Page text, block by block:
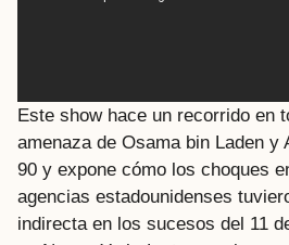
Este show hace un recorrido en
amenaza de Osama bin Laden y
90 y expone cómo los choques
agencias estadounidenses
indirecta en los sucesos del 11